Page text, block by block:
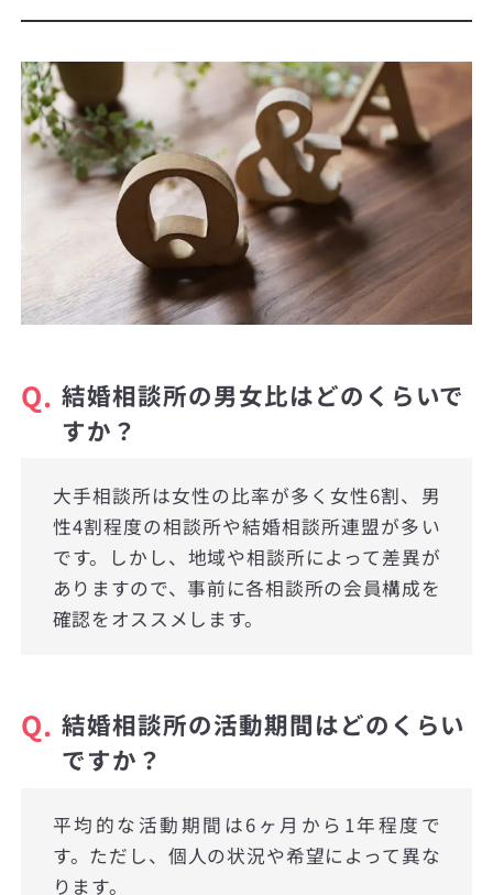
Q. 結婚相談所の男女比はどのくらいで
すか？
大手相談所は女性の比率が多く女性6割、男
性4割程度の相談所や結婚相談所連盟が多い
です。しかし、地域や相談所によって差異が
ありますので、事前に各相談所の会員構成を
確認をオススメします。
Q. 結婚相談所の活動期間はどのくらい
ですか？
平均的な活動期間は6ヶ月から1年程度で
す。ただし、個人の状況や希望によって異な
ります。